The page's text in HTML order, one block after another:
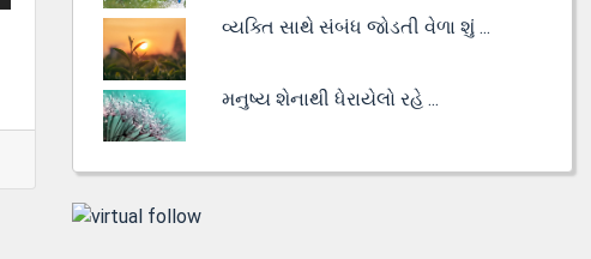
વ્યક્તિ સાથે સંબંધ જોડતી વેળા શું ...
મનુષ્ય શેનાથી ધેરાયેલો રહે ...